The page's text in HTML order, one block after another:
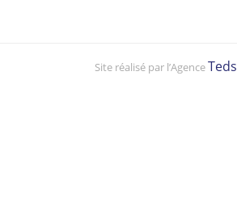
Site réalisé par l’AgenceTeds